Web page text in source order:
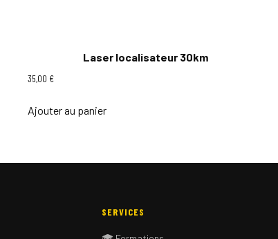
Laser localisateur 30km
35,00 €
Ajouter au panier
SERVICES